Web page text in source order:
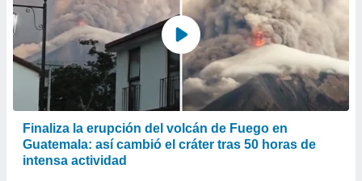
Finaliza la erupción del volcán de Fuego en
Guatemala: así cambió el cráter tras 50 horas de
intensa actividad